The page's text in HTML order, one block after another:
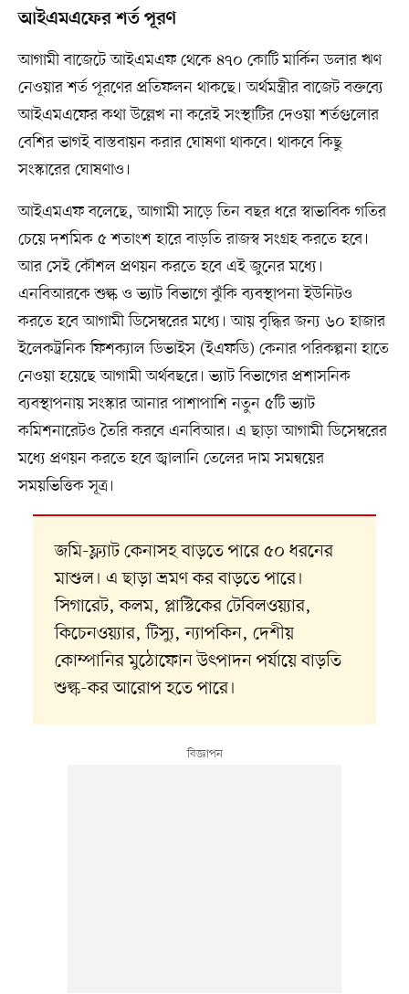
আইএমএফের শর্ত পূরণ
আগামী বাজেটে আইএমএফ থেকে ৪৭০ কোটি মার্কিন ডলার ঋণ
নেওয়ার শর্ত পূরণের প্রতিফলন থাকছে। অর্থমন্ত্রীর বাজেট বক্তব্যে
আইএমএফের কথা উল্লেখ না করেই সংস্থাটির দেওয়া শর্তগুলোর
বেশির ভাগই বাস্তবায়ন করার ঘোষণা থাকবে। থাকবে কিছু
সংস্কারের ঘোষণাও।
আইএমএফ বলেছে, আগামী সাড়ে তিন বছর ধরে স্বাভাবিক গতির
চেয়ে দশমিক ৫ শতাংশ হারে বাড়তি রাজস্ব সংগ্রহ করতে হবে।
আর সেই কৌশল প্রণয়ন করতে হবে এই জুনের মধ্যে।
এনবিআরকে শুল্ক ও ভ্যাট বিভাগে ঝুঁকি ব্যবস্থাপনা ইউনিটও
করতে হবে আগামী ডিসেম্বরের মধ্যে। আয় বৃদ্ধির জন্য ৬০ হাজার
ইলেকট্রনিক ফিশক্যাল ডিভাইস (ইএফডি) কেনার পরিকল্পনা হাতে
নেওয়া হয়েছে আগামী অর্থবছরে। ভ্যাট বিভাগের প্রশাসনিক
ব্যবস্থাপনায় সংস্কার আনার পাশাপাশি নতুন ৫টি ভ্যাট
কমিশনারেটও তৈরি করবে এনবিআর। এ ছাড়া আগামী ডিসেম্বরের
মধ্যে প্রণয়ন করতে হবে জ্বালানি তেলের দাম সমন্বয়ের
সময়ভিত্তিক সূত্র।
জমি-ফ্ল্যাট কেনাসহ বাড়তে পারে ৫০ ধরনের
মাশুল। এ ছাড়া ভ্রমণ কর বাড়তে পারে।
সিগারেট, কলম, প্লাস্টিকের টেবিলওয়্যার,
কিচেনওয়্যার, টিস্যু, ন্যাপকিন, দেশীয়
কোম্পানির মুঠোফোন উৎপাদন পর্যায়ে বাড়তি
শুল্ক-কর আরোপ হতে পারে।